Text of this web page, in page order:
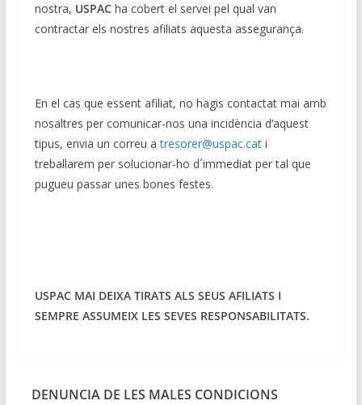
nostra, USPACha cobert el servei pel qual van
contractar els nostres afiliats aquesta assegurança.
En el cas que essent afiliat, no hagis contactat mai amb
nosaltres per comunicar-nos una incidència d’aquest
tipus, envia un correu atresorer@uspac.cati
treballarem per solucionar-ho d´immediat per tal que
pugueu passar unes bones festes.
USPAC MAI DEIXA TIRATS ALS SEUS AFILIATS I
SEMPRE ASSUMEIX LES SEVES RESPONSABILITATS.
DENUNCIA DE LES MALES CONDICIONS